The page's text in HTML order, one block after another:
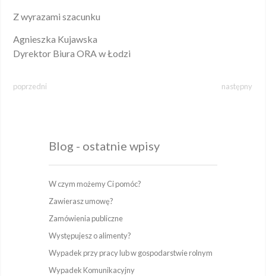
Z wyrazami szacunku
Agnieszka Kujawska
Dyrektor Biura ORA w Łodzi
poprzedni następny
Blog - ostatnie wpisy
W czym możemy Ci pomóc?
Zawierasz umowę?
Zamówienia publiczne
Występujesz o alimenty?
Wypadek przy pracy lub w gospodarstwie rolnym
Wypadek Komunikacyjny